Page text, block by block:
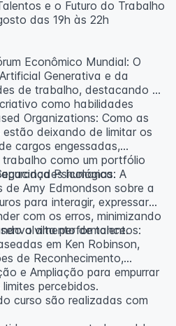
e o Futuro do Trabalho
das 19h às 22h
Econômico Mundial: O
Generativa e da
de trabalho, destacando o
como habilidades
Organizations: Como as
deixando de limitar os
cargos engessadas,
como um portfólio
humanas.
Psicológica: A
Amy Edmondson sobre a
para interagir, expressar
com os erros, minimizando
a alta performance.
de talentos:
em Ken Robinson,
de Reconhecimento,
e Ampliação para empurrar
percebidos.
curso são realizadas com